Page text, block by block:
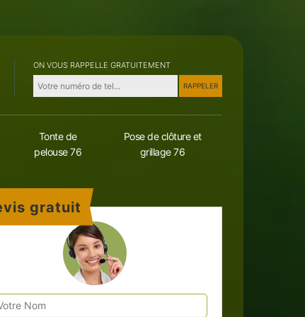
ON VOUS RAPPELLE GRATUITEMENT
Tonte de
pelouse 76
Pose de clôture et
grillage 76
gratuit